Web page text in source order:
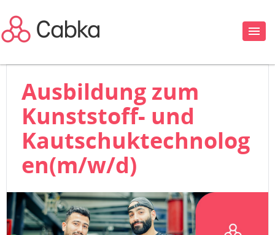
Ausbildung zum
Kunststoff- und
Kautschuktechnolog
en(m/w/d)